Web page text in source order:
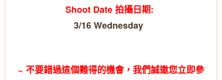
Shoot Date 拍攝日期:
3/16 Wednesday
~ 不要錯過這個難得的機會，我們誠邀您立即參